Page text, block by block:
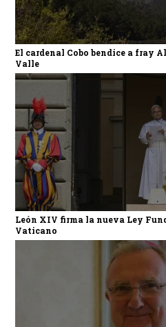
El cardenal Cobo bendice a fray
Valle
León XIV firma la nueva Ley
Vaticano